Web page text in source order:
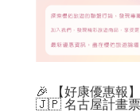
🎉 【好康優惠報
🇯🇵 名古屋計畫票